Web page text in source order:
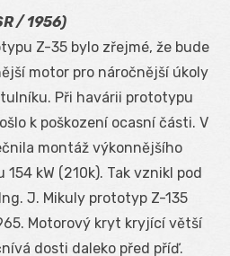
/ 1956)
Z-35 bylo zřejmé, že bude
motor pro náročnější úkoly
Při havárii prototypu
k poškození ocasní části. V
montáž výkonnějšího
kW (210k). Tak vznikl pod
J. Mikuly prototyp Z-135
Motorový kryt kryjící větší
dosti daleko před příď.